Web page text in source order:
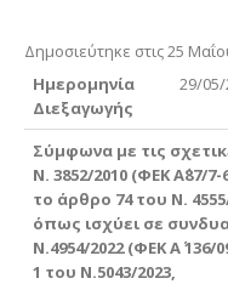
Δημοσιεύτηκε στις 25
Ημερομηνία
Διεξαγωγής
29/05/
Σύμφωνα με τις
Ν. 3852/2010 (ΦΕΚ Α΄87/
το άρθρο 74 του Ν.
όπως ισχύει σε
Ν.4954/2022 (ΦΕΚ Α΄
1 του Ν.5043/2023,